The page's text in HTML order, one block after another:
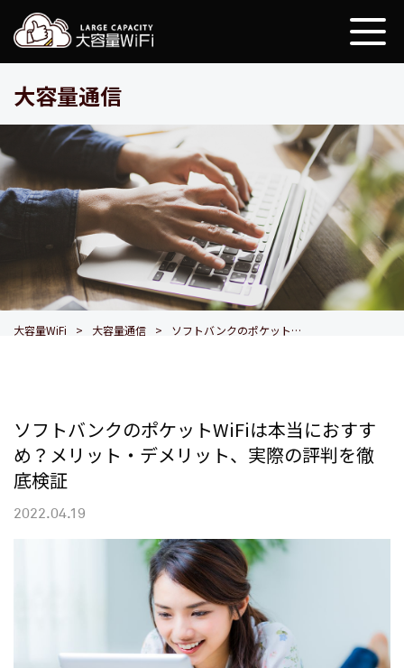
大容量通信
大容量WiFi 大容量通信 ソフトバンクのポケットWiFiは本当におすすめ？メリット・デメリット、実際の評判を徹底検証
ソフトバンクのポケットWiFiは本当におすす
め？メリット・デメリット、実際の評判を徹
底検証
2022.04.19